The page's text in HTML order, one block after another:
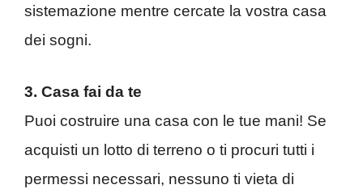
sistemazione mentre cercate la vostra casa
dei sogni.
3. Casa fai da te
Puoi costruire una casa con le tue mani! Se
acquisti un lotto di terreno o ti procuri tutti i
permessi necessari, nessuno ti vieta di